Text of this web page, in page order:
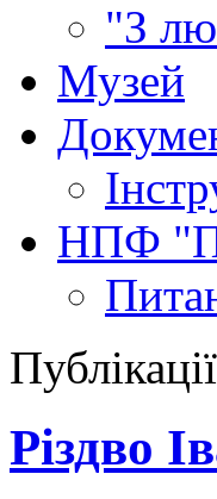
"З
Музей
НПФ
Різдво